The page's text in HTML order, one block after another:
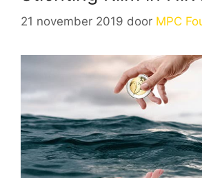
21 november 2019 door MPC